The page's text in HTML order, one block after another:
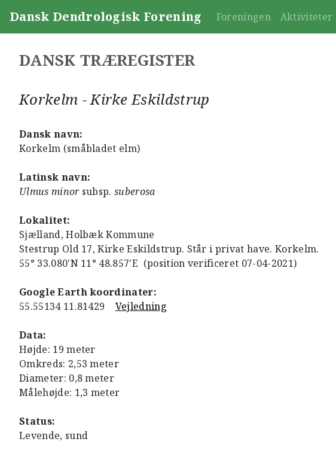
Dansk Dendrologisk Forening Foreningen Aktiviteter
DANSK TRÆREGISTER
Korkelm - Kirke Eskildstrup
Dansk navn:
Korkelm (småbladet elm)
Latinsk navn:
Ulmus minorsubsp.suberosa
Lokalitet:
Sjælland, Holbæk Kommune
Stestrup Old 17, Kirke Eskildstrup. Står i privat have. Korkelm.
55° 33.080'N 11° 48.857'E (position verificeret 07-04-2021)
Google Earth koordinater:
55.55134 11.81429 Vejledning
Data:
Højde: 19 meter
Omkreds: 2,53 meter
Diameter: 0,8 meter
Målehøjde: 1,3 meter
Status:
Levende, sund